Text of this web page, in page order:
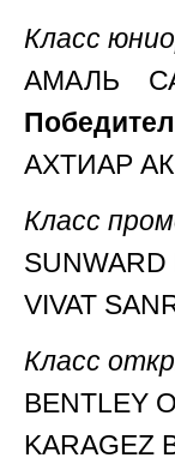
Класс
АМАЛЬ
АХТИАР
Класс
VIVAT
Класс
BENTLEY
KARAGEZ